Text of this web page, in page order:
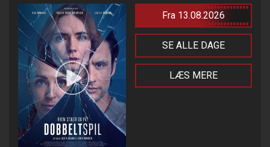
Fra 13.08.2026
SE ALLE DAGE
LÆS MERE